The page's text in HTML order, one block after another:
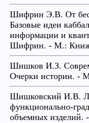
Шифрин Э.В. От
Базовые идеи
информации и
Шифрин. - М.:
Шишков И.З.
Очерки истории.
Шишковский И.В.
функционально-
объемных